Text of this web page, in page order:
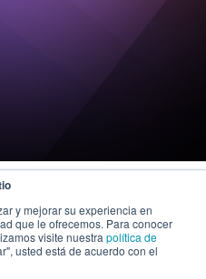
y mejorar su experiencia en
que le ofrecemos. Para conocer
visite nuestra política de
usted está de acuerdo con el